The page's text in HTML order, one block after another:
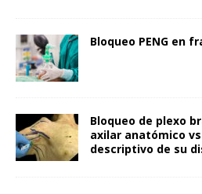
Bloqueo PENG en
Bloqueo de plexo
axilar anatómico
descriptivo de su